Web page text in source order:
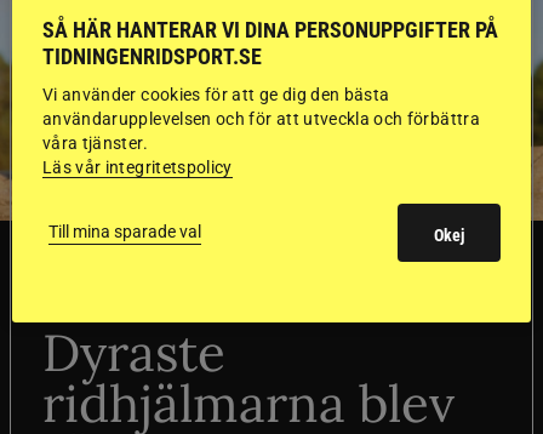
Dyraste
ridhjälmarna blev
SÅ HÄR HANTERAR VI DINA PERSONUPPGIFTER PÅ
TIDNINGENRIDSPORT.SE
Vi använder cookies för att ge dig den bästa
användarupplevelsen och för att utveckla och förbättra
våra tjänster.
Läs vår integritetspolicy
Till mina sparade val Okej